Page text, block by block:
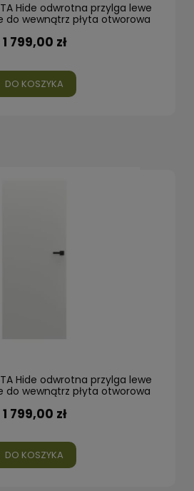
Hide odwrotna przylga lewe
do wewnątrz płyta otworowa
1 799,00 zł
DO KOSZYKA
Hide odwrotna przylga lewe
do wewnątrz płyta otworowa
1 799,00 zł
DO KOSZYKA